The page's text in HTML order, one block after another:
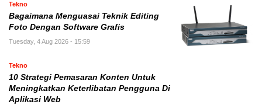
Tekno
Bagaimana Menguasai Teknik Editing
Foto Dengan Software Grafis
Tuesday, 4 Aug 2026 - 15:59
Tekno
10 Strategi Pemasaran Konten Untuk
Meningkatkan Keterlibatan Pengguna Di
Aplikasi Web